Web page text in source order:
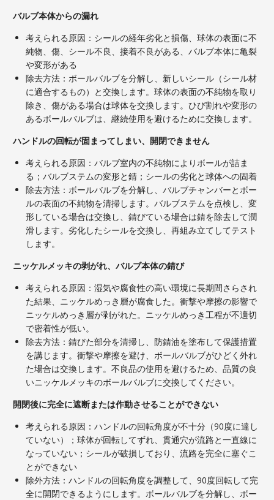
バルブ本体からの漏れ
考えられる原因：シールの経年劣化と損傷、球体の表面に不
純物、傷、シール不良、接着不良がある、バルブ本体に亀裂
や変形がある
除去方法：ボールバルブを分解し、新しいシール（シール材
に適合するもの）と交換します。球体の表面の不純物を取り
除き、傷がある場合は球体を交換します。ひび割れや変形の
あるボールバルブは、継続使用を避けるために交換します。
ハンドルの回転が固まってしまい、開閉できません
考えられる原因：バルブ室内の不純物によりボールが詰ま
る；バルブステムの変形と錆；シールの劣化と球体への固着
除去方法：ボールバルブを分解し、バルブチャンバーとボー
ルの表面の不純物を清掃します。バルブステムを点検し、変
形している場合は交換し、錆びている場合は錆を除去して潤
滑します。劣化したシールを交換し、再組み立てしてテスト
します。
ニッケルメッキの剥がれ、バルブ本体の錆び
考えられる原因：湿気や腐食性の高い環境に長期間さらされ
た結果、ニッケルめっき層が腐食した。衝撃や摩擦の影響で
ニッケルめっき層が剥がれた。ニッケルめっき工程が不適切
で密着性が低い。
除去方法：錆びた部分を清掃し、防錆油を塗布して保護措置
を講じます。衝撃や摩擦を避け、ボールバルブがひど​​く外れ
た場合は交換します。不良品の使用を避けるため、品質の良
いニッケルメッキのボールバルブに交換してください。
開閉後に完全に遮断または作動させることができない
考えられる原因：ハンドルの回転角度が不十分（90度に達し
ていない）；球体が回転してずれ、貫通穴が流路と一直線に
なっていない；シールが破損しており、流路を完全に塞ぐこ
とができない
除外方法：ハンドルの回転角度を調整して、90度回転して完
全に開閉できるようにします。ボールバルブを分解し、ボー